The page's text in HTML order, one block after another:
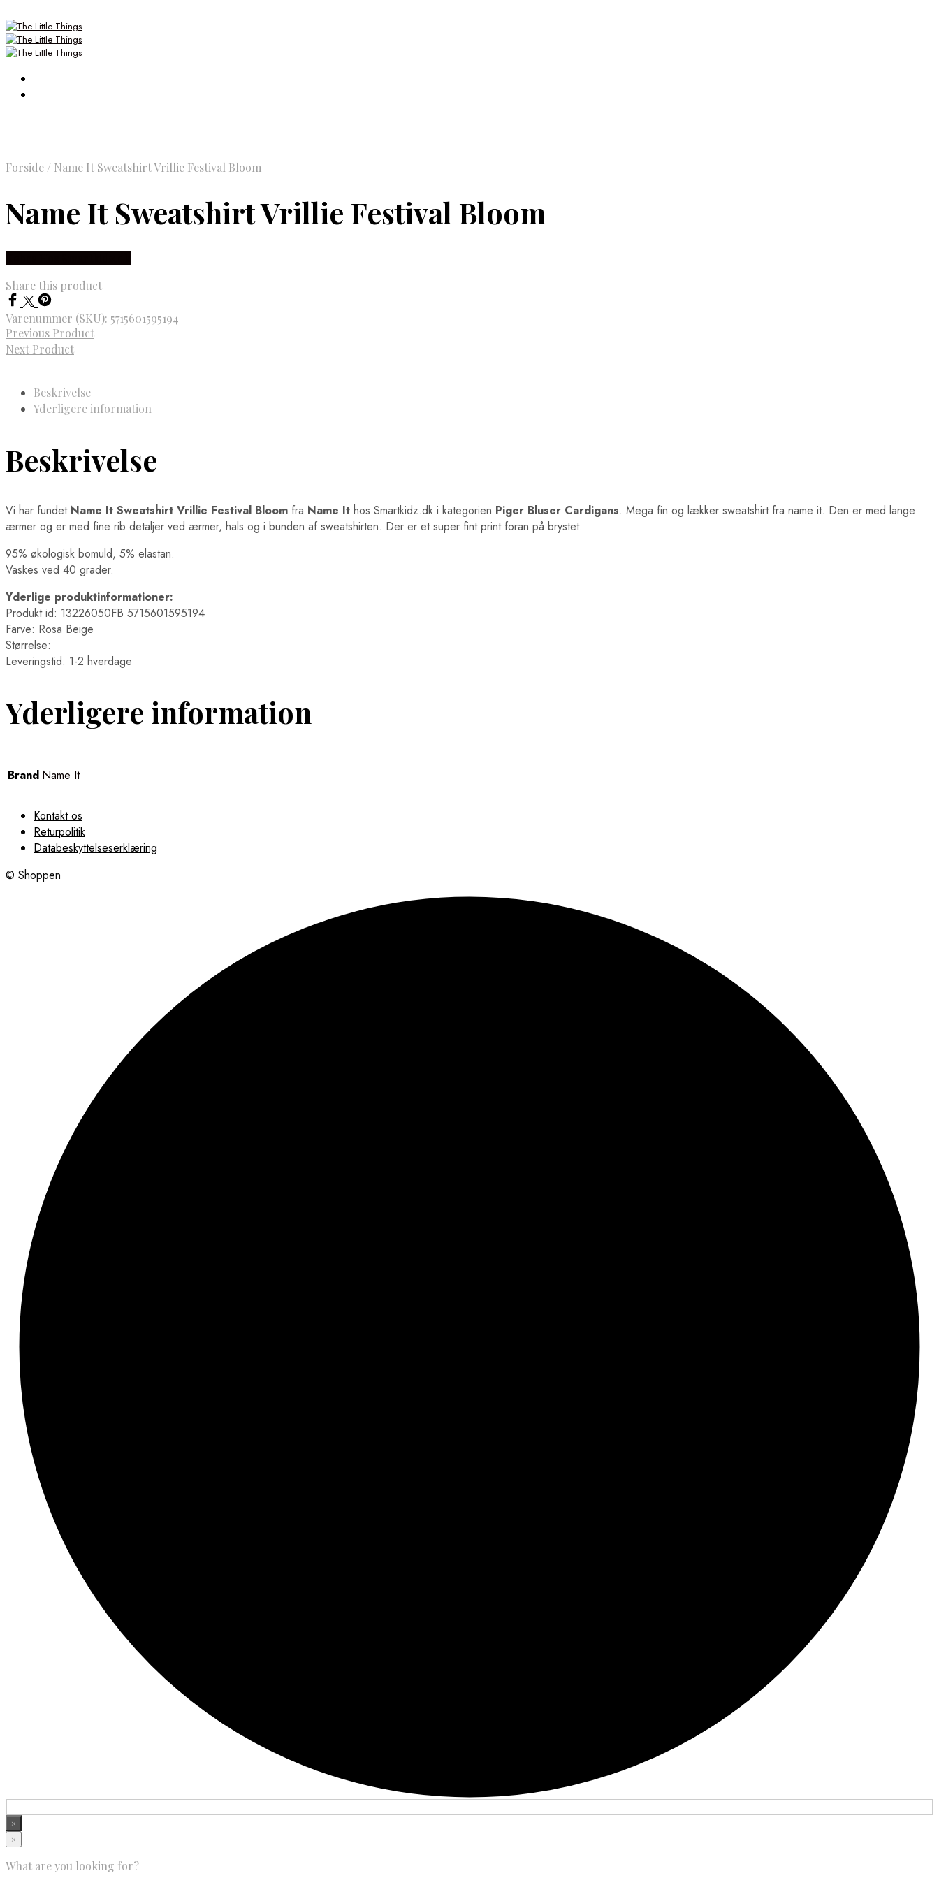
Forside / Name It Sweatshirt Vrillie Festival Bloom
Name It Sweatshirt Vrillie Festival Bloom
Share this product
Varenummer (SKU): 5715601595194
Previous Product
Next Product
Beskrivelse
Yderligere information
Beskrivelse
Vi har fundet Name It Sweatshirt Vrillie Festival Bloom fra Name It hos Smartkidz.dk i kategorien Piger Bluser Cardigans. Mega fin og lækker sweatshirt fra name it. Den er med lange
ærmer og er med fine rib detaljer ved ærmer, hals og i bunden af sweatshirten. Der er et super fint print foran på brystet.
95% økologisk bomuld, 5% elastan.
Vaskes ved 40 grader.
Yderlige produktinformationer:
Produkt id: 13226050FB 5715601595194
Farve: Rosa Beige
Størrelse:
Leveringstid: 1-2 hverdage
Yderligere information
Brand Name It
Kontakt os
Returpolitik
Databeskyttelseserklæring
© Shoppen
×
×
What are you looking for?